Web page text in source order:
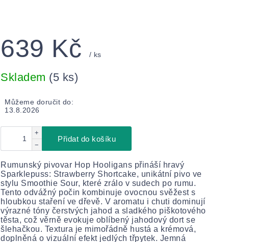
639 Kč / ks
cena:
Skladem (5 ks)
Můžeme doručit do:
13.8.2026
+
−
Přidat do košíku
Rumunský pivovar Hop Hooligans přináší hravý
Sparklepuss: Strawberry Shortcake, unikátní pivo ve
stylu Smoothie Sour, které zrálo v sudech po rumu.
Tento odvážný počin kombinuje ovocnou svěžest s
hloubkou staření ve dřevě. V aromatu i chuti dominují
výrazné tóny čerstvých jahod a sladkého piškotového
těsta, což věrně evokuje oblíbený jahodový dort se
šlehačkou. Textura je mimořádně hustá a krémová,
doplněná o vizuální efekt jedlých třpytek. Jemná